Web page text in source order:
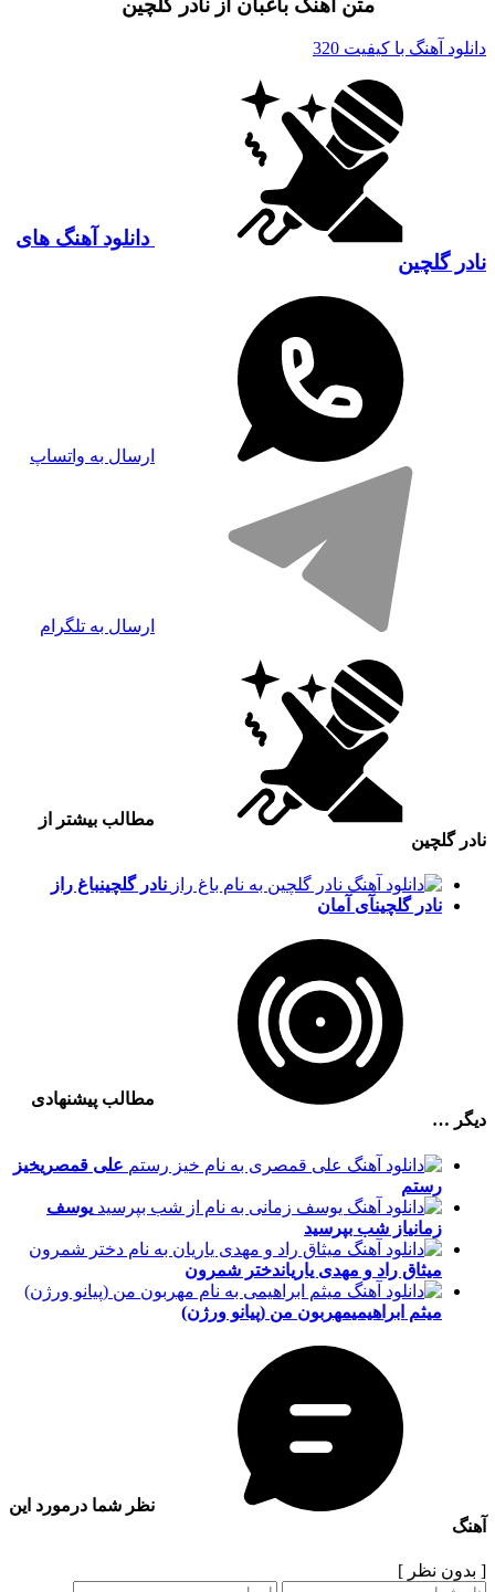
دانلود آهنگ با کیفیت 320
دانلود آهنگ های
نادر گلچین
ارسال به واتساپ
ارسال به تلگرام
مطالب بیشتر از
نادر گلچین
نادر گلچینباغ راز
نادر گلچینآی آمان
مطالب پیشنهادی
دیگر …
علی قمصریخیز
رستم
یوسف
زمانیاز شب بپرسید
میثاق راد و مهدی یاریاندختر شمرون
میثم ابراهیمیمهربون من (پیانو ورژن)
نظر شما درمورد این
آهنگ
[ بدون نظر ]